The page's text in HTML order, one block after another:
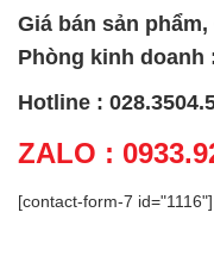
Giá bán sản
Phòng kinh doanh
Hotline :
ZALO :
[contact-form-7 id="1116"]